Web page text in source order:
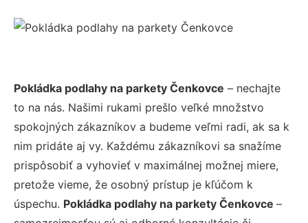
Pokládka podlahy na parkety Čenkovce – nechajte
to na nás. Našimi rukami prešlo veľké množstvo
spokojných zákazníkov a budeme veľmi radi, ak sa k
nim pridáte aj vy. Každému zákazníkovi sa snažíme
prispôsobiť a vyhovieť v maximálnej možnej miere,
pretože vieme, že osobný prístup je kľúčom k
úspechu. Pokládka podlahy na parkety Čenkovce –